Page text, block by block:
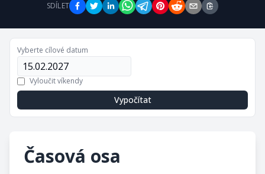
SDÍLET
Vyberte cílové datum
Vyloučit víkendy
Vypočítat
Časová osa